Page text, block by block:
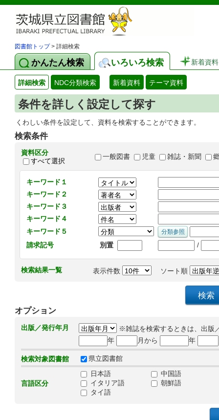
図書館トップ> 詳細検索
かんたん検索 いろいろ検索 新着資料
詳細検索 NDC分類検索 新着資料 テーマ資料
条件を詳しく設定して探す
くわしい条件を設定して、資料を検索することができます。
検索条件
資料区分
すべて選択
一般図書 児童 雑誌・新聞
キーワード１
キーワード２
キーワード３
キーワード４
キーワード５
請求記号
別置 /
検索結果一覧 表示件数 ソート順
オプション
出版／発行年月
※雑誌を検索するときは、出版
年
月から 年
検索対象図書館 県立図書館
言語区分
日本語
中国語
イタリア語
朝鮮語
タイ語